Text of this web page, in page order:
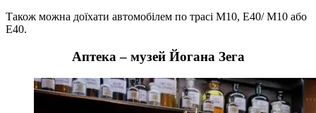
Також можна доїхати автомобілем по трасі М10, Е40/ М10 або
Е40.
Аптека – музей Йогана Зега